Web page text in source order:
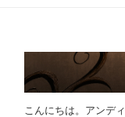
こんにちは。アンデ